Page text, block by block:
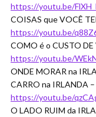
https://youtu.be/
COISAS que VOCÊ
https://youtu.be/
COMO é o CUSTO
https://youtu.be/
ONDE MORAR na
CARRO na IRLANDA
https://youtu.be/
O LADO RUIM da